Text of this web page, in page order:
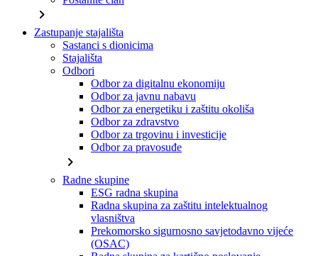
chevron_right
Zastupanje stajališta
Sastanci s dionicima
Stajališta
Odbori
Odbor za digitalnu ekonomiju
Odbor za javnu nabavu
Odbor za energetiku i zaštitu okoliša
Odbor za zdravstvo
Odbor za trgovinu i investicije
Odbor za pravosuđe
chevron_right
Radne skupine
ESG radna skupina
Radna skupina za zaštitu intelektualnog
vlasništva
Prekomorsko sigurnosno savjetodavno vijeće
(OSAC)